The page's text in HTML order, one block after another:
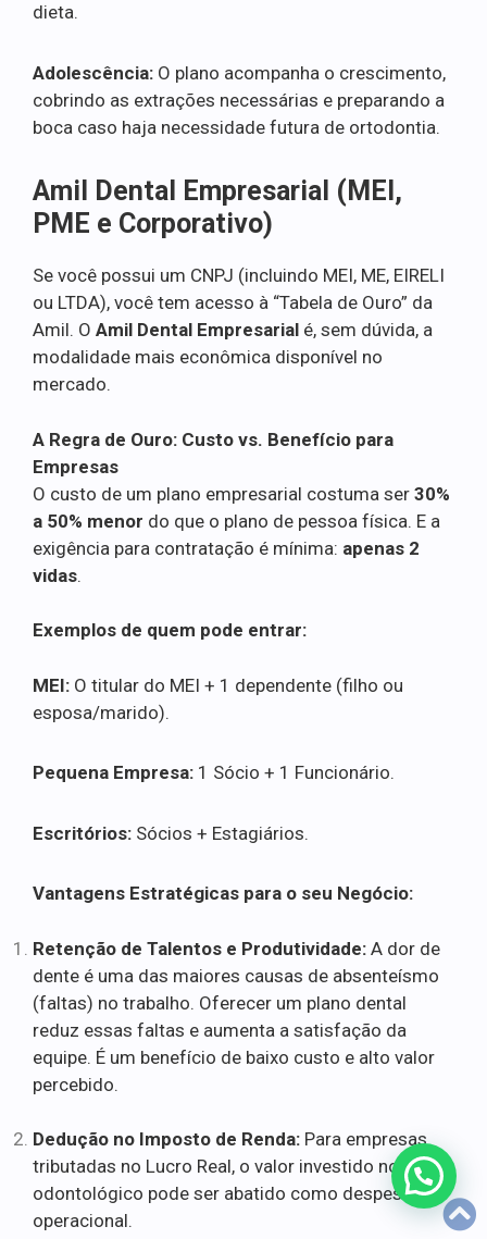
dieta.
Adolescência: O plano acompanha o crescimento,
cobrindo as extrações necessárias e preparando a
boca caso haja necessidade futura de ortodontia.
Amil Dental Empresarial (MEI,
PME e Corporativo)
Se você possui um CNPJ (incluindo MEI, ME, EIRELI
ou LTDA), você tem acesso à “Tabela de Ouro” da
Amil. O Amil Dental Empresarial é, sem dúvida, a
modalidade mais econômica disponível no
mercado.
A Regra de Ouro: Custo vs. Benefício para
Empresas
O custo de um plano empresarial costuma ser 30%
a 50% menor do que o plano de pessoa física. E a
exigência para contratação é mínima: apenas 2
vidas.
Exemplos de quem pode entrar:
MEI: O titular do MEI + 1 dependente (filho ou
esposa/marido).
Pequena Empresa: 1 Sócio + 1 Funcionário.
Escritórios: Sócios + Estagiários.
Vantagens Estratégicas para o seu Negócio:
Retenção de Talentos e Produtividade: A dor de
dente é uma das maiores causas de absenteísmo
(faltas) no trabalho. Oferecer um plano dental
reduz essas faltas e aumenta a satisfação da
equipe. É um benefício de baixo custo e alto valor
percebido.
Dedução no Imposto de Renda: Para empresas
tributadas no Lucro Real, o valor investido no plano
odontológico pode ser abatido como despesa
operacional.